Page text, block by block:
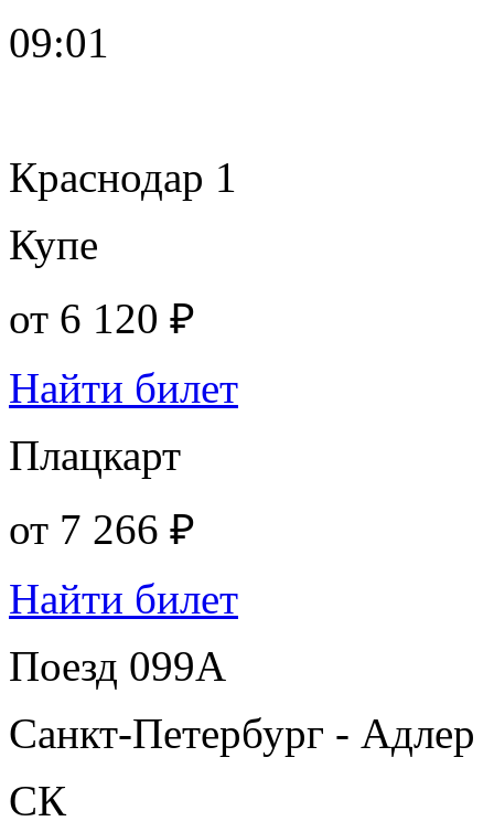
09:01
Краснодар 1
Купе
от 6 120 ₽
Найти билет
Плацкарт
от 7 266 ₽
Найти билет
Поезд 099А
Санкт-Петербург - Адлер
СК